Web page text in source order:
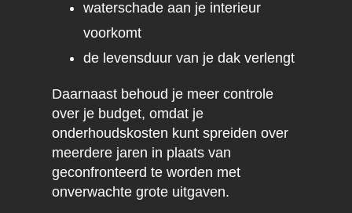
waterschade aan je interieur
voorkomt
de levensduur van je dak verlengt
Daarnaast behoud je meer controle
over je budget, omdat je
onderhoudskosten kunt spreiden over
meerdere jaren in plaats van
geconfronteerd te worden met
onverwachte grote uitgaven.